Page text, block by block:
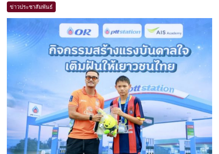
ข่าวประชาสัมพันธ์